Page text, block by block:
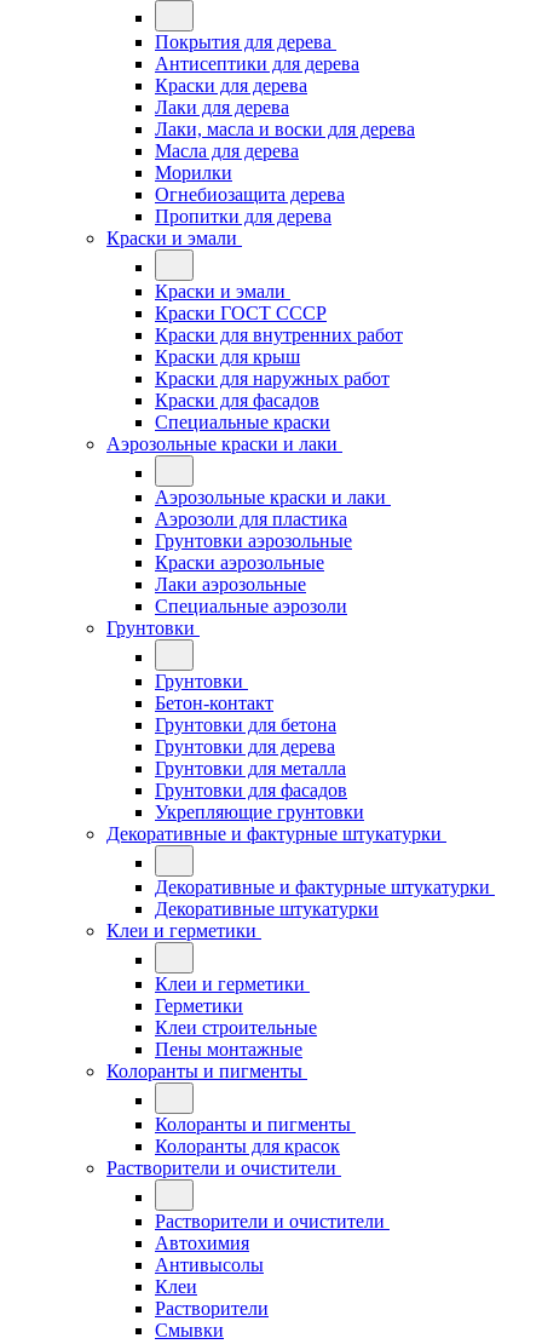
Покрытия для дерева
Антисептики для дерева
Краски для дерева
Лаки для дерева
Лаки, масла и воски для дерева
Масла для дерева
Морилки
Огнебиозащита дерева
Пропитки для дерева
Краски и эмали
Краски и эмали
Краски ГОСТ СССР
Краски для внутренних работ
Краски для крыш
Краски для наружных работ
Краски для фасадов
Специальные краски
Аэрозольные краски и лаки
Аэрозольные краски и лаки
Аэрозоли для пластика
Грунтовки аэрозольные
Краски аэрозольные
Лаки аэрозольные
Специальные аэрозоли
Грунтовки
Грунтовки
Бетон-контакт
Грунтовки для бетона
Грунтовки для дерева
Грунтовки для металла
Грунтовки для фасадов
Укрепляющие грунтовки
Декоративные и фактурные штукатурки
Декоративные и фактурные штукатурки
Декоративные штукатурки
Клеи и герметики
Клеи и герметики
Герметики
Клеи строительные
Пены монтажные
Колоранты и пигменты
Колоранты и пигменты
Колоранты для красок
Растворители и очистители
Растворители и очистители
Автохимия
Антивысолы
Клеи
Растворители
Смывки